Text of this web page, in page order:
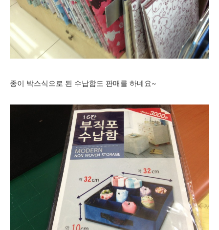
종이 박스식으로 된 수납함도 판매를 하네요~